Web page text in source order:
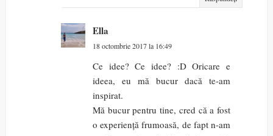
Ella
18 octombrie 2017 la 16:49
Ce idee? Ce idee? :D Oricare e
ideea, eu mă bucur dacă te-am
inspirat.
Mă bucur pentru tine, cred că a fost
o experiență frumoasă, de fapt n-am